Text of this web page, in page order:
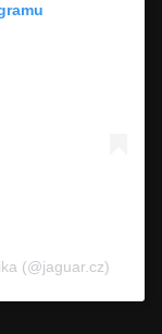
(@jaguar.cz)